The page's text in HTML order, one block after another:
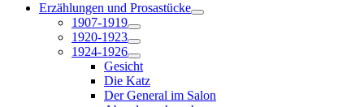
Erzählungen und Prosastücke
1907-1919
1920-1923
1924-1926
Gesicht
Die Katz
Der General im Salon